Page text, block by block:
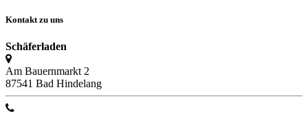
Kontakt zu uns
Schäferladen
Am Bauernmarkt 2
87541 Bad Hindelang